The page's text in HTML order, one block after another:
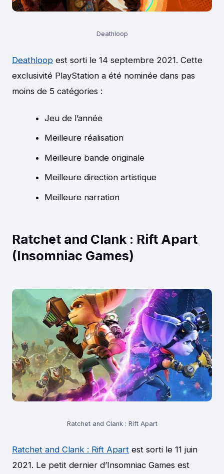
Deathloop
Deathloop est sorti le 14 septembre 2021. Cette
exclusivité PlayStation a été nominée dans pas
moins de 5 catégories :
Jeu de l’année
Meilleure réalisation
Meilleure bande originale
Meilleure direction artistique
Meilleure narration
Ratchet and Clank : Rift Apart
(Insomniac Games)
Ratchet and Clank : Rift Apart
Ratchet and Clank : Rift Apart est sorti le 11 juin
2021. Le petit dernier d’Insomniac Games est